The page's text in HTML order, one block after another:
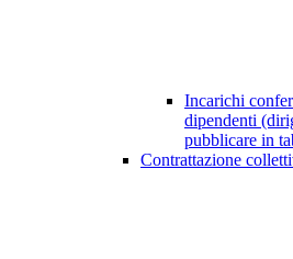
Incarichi
dipendenti
pubblicare in
Contrattazione